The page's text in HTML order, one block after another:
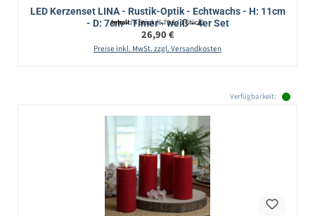
LED Kerzenset LINA - Rustik-Optik - Echtwachs - H: 11cm
- D: 7cm - Timer - weiß - 4er Set
Inhalt:4 Stück(6,73 € / 1 Stück)
Regulärer Preis:
26,90 €
Preise inkl. MwSt. zzgl. Versandkosten
Verfügbarkeit: